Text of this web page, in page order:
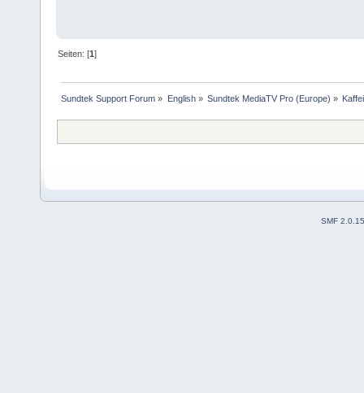
Seiten: [1]
Sundtek Support Forum » English» Sundtek MediaTV Pro (Europe) »
SMF 2.0.15